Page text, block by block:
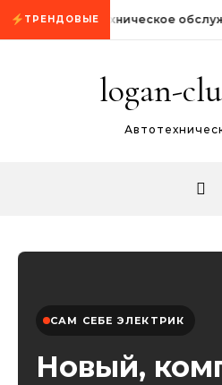
Промотать к содержимому
ТРЕНДОВЫЕТехническое
logan-
САМ СЕБЕ ЭЛЕКТРИК
Новый,